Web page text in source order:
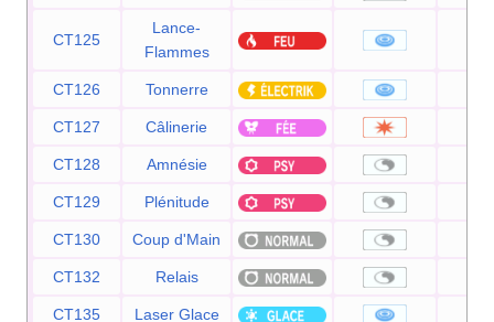
CT125
Lance-
Flammes
CT126 Tonnerre
CT127 Câlinerie
CT128 Amnésie
CT129 Plénitude
CT130 Coup d'Main
CT132 Relais
CT135 Laser Glace